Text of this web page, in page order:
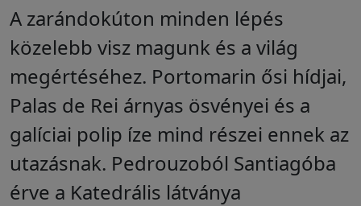
A zarándokúton minden lépés
közelebb visz magunk és a világ
megértéséhez. Portomarin ősi hídjai,
Palas de Rei árnyas ösvényei és a
galíciai polip íze mind részei ennek az
utazásnak. Pedrouzoból Santiagóba
érve a Katedrális látványa